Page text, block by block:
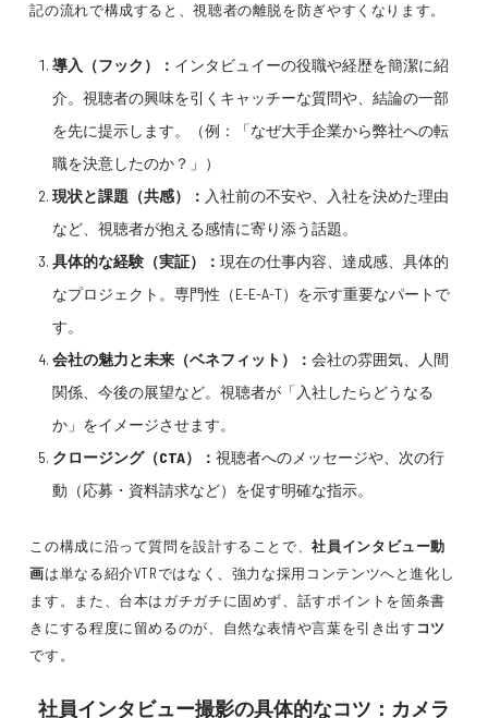
記の流れで構成すると、視聴者の離脱を防ぎやすくなります。
導入（フック）： インタビュイーの役職や経歴を簡潔に紹
介。視聴者の興味を引くキャッチーな質問や、結論の一部
を先に提示します。（例：「なぜ大手企業から弊社への転
職を決意したのか？」）
現状と課題（共感）： 入社前の不安や、入社を決めた理由
など、視聴者が抱える感情に寄り添う話題。
具体的な経験（実証）：現在の仕事内容、達成感、具体的
なプロジェクト。専門性（E-E-A-T）を示す重要なパートで
す。
会社の魅力と未来（ベネフィット）：会社の雰囲気、人間
関係、今後の展望など。視聴者が「入社したらどうなる
か」をイメージさせます。
クロージング（CTA）：視聴者へのメッセージや、次の行
動（応募・資料請求など）を促す明確な指示。
この構成に沿って質問を設計することで、社員インタビュー動
画は単なる紹介VTRではなく、強力な採用コンテンツへと進化し
ます。また、台本はガチガチに固めず、話すポイントを箇条書
きにする程度に留めるのが、自然な表情や言葉を引き出す コツ
です。
社員インタビュー撮影の具体的なコツ：カメラ